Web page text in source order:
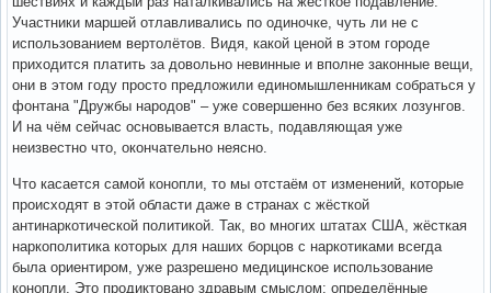
Участники маршей отлавливались по одиночке, чуть ли не с
использованием вертолётов. Видя, какой ценой в этом городе
приходится платить за довольно невинные и вполне законные вещи,
они в этом году просто предложили единомышленникам собраться у
фонтана "Дружбы народов" – уже совершенно без всяких лозунгов.
И на чём сейчас основывается власть, подавляющая уже
неизвестно что, окончательно неясно.
Что касается самой конопли, то мы отстаём от изменений, которые
происходят в этой области даже в странах с жёсткой
антинаркотической политикой. Так, во многих штатах США, жёсткая
наркополитика которых для наших борцов с наркотиками всегда
была ориентиром, уже разрешено медицинское использование
конопли. Это продиктовано здравым смыслом: определённые